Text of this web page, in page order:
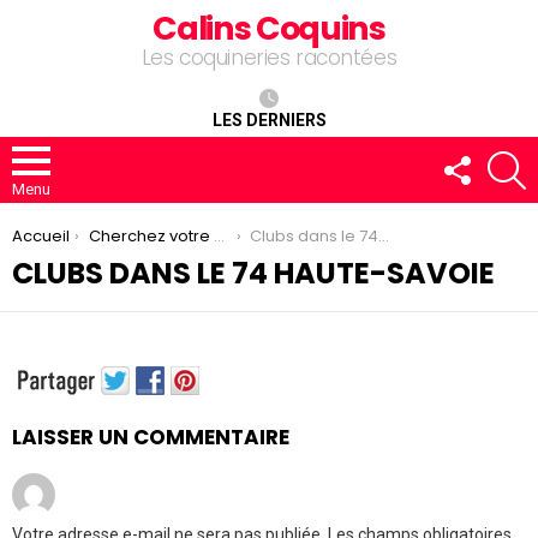
Calins Coquins
Les coquineries racontées
LES DERNIERS
Menu
FOLLOW
US
You are here:
Accueil Cherchez votre club Clubs dans le 74 Haute-Savoie
CLUBS DANS LE 74 HAUTE-SAVOIE
LAISSER UN COMMENTAIRE